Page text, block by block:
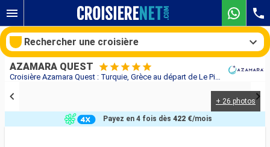
Croisière Azamara Quest : Turquie, Grèce au départ de Le Piree - Athenes
AZAMARA QUEST
+ 26 photos
Payez en 4 fois dès 422 €/mois
Rechercher une croisière